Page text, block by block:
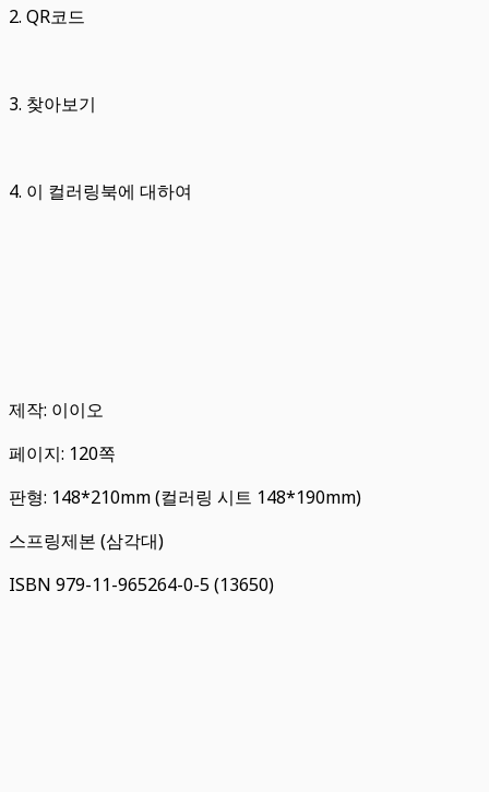
2. QR코드
3. 찾아보기
4. 이 컬러링북에 대하여
제작: 이이오
페이지: 120쪽
판형: 148*210mm (컬러링 시트 148*190mm)
스프링제본 (삼각대)
ISBN 979-11-965264-0-5 (13650)